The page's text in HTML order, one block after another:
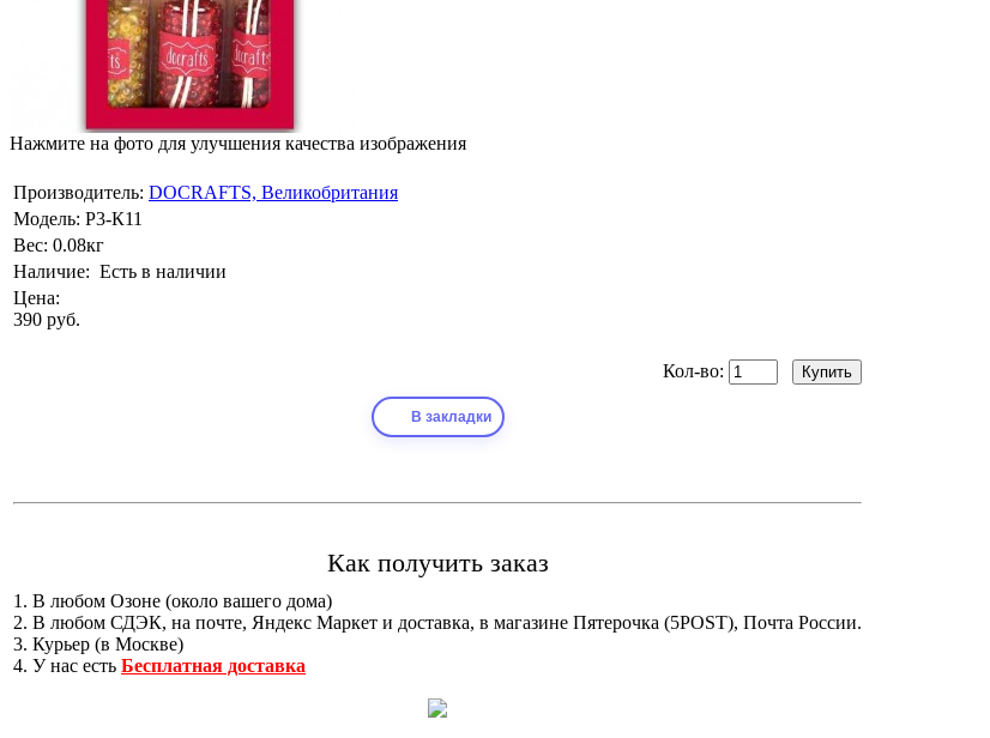
Нажмите на фото для улучшения качества изображения
Производитель: DOCRAFTS, Великобритания
Модель: Р3-К11
Вес: 0.08кг
Наличие: Есть в наличии
Цена:
390 руб.
Кол-во:
В закладки
Как получить заказ
1. В любом Озоне (около вашего дома)
2. В любом СДЭК, на почте, Яндекс Маркет и доставка, в магазине Пятерочка (5POST), Почта России.
3. Курьер (в Москве)
4. У нас есть Бесплатная доставка